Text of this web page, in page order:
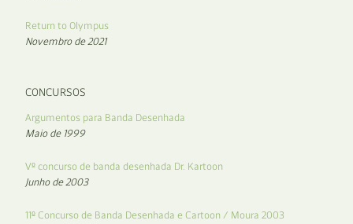
Return to Olympus
Novembro de 2021
CONCURSOS
Argumentos para Banda Desenhada
Maio de 1999
Vº concurso de banda desenhada Dr. Kartoon
Junho de 2003
11º Concurso de Banda Desenhada e Cartoon / Moura 2003